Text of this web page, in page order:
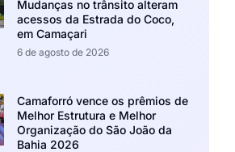
Mudanças no trânsito alteram
acessos da Estrada do Coco,
em Camaçari
6 de agosto de 2026
Camaforró vence os prêmios de
Melhor Estrutura e Melhor
Organização do São João da
Bahia 2026